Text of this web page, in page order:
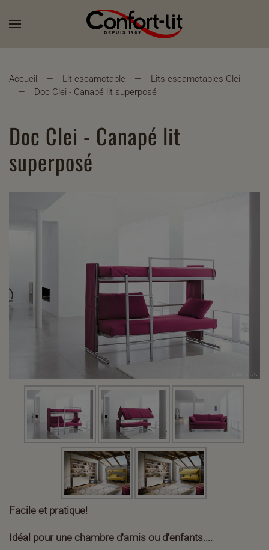
Accueil Lit escamotable
Lits escamotables Clei
Doc Clei - Canapé lit superposé
Doc Clei - Canapé lit
superposé
Facile et pratique!
Idéal pour une chambre d'amis ou d'enfants....